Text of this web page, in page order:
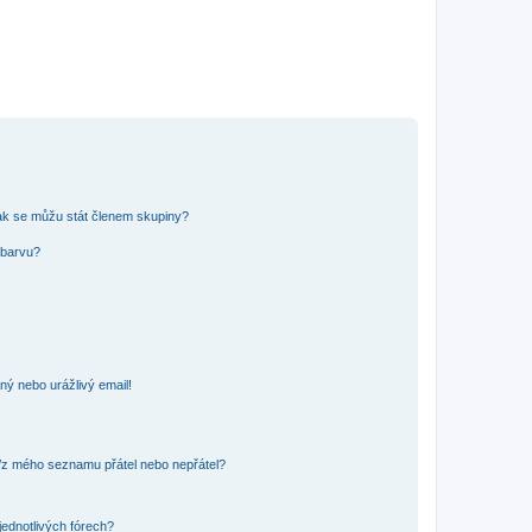
se můžu stát členem skupiny?
nebo urážlivý email!
mého seznamu přátel nebo nepřátel?
fórech?